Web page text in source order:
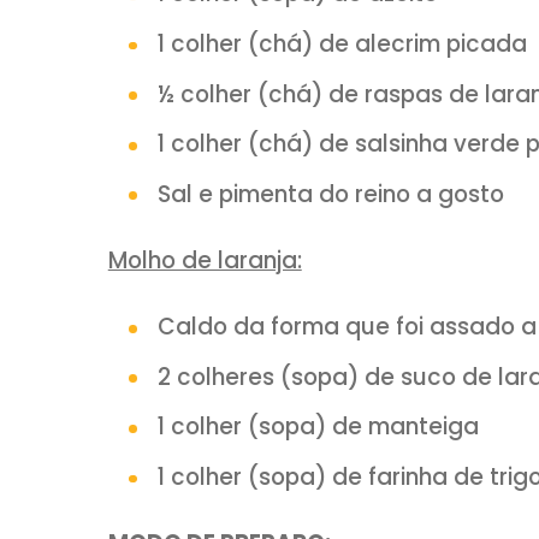
Suco de ½ limão
½ xícara chá de suco de
50 ml de vinho branco
3 dentes de alho
1 colher (sopa) de azeite
1 colher (chá) de alecrim
½ colher (chá) de raspas
1 colher (chá) de salsinha